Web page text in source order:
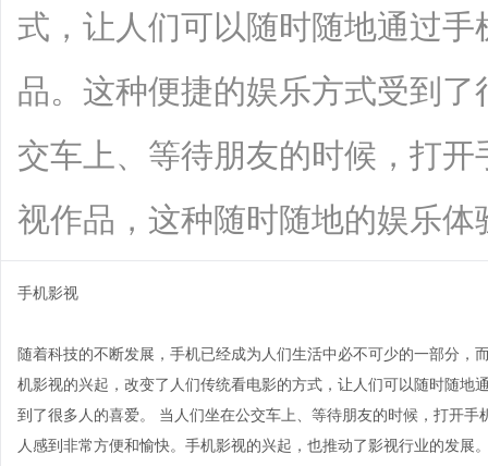
式，让人们可以随时随地通过
品。这种便捷的娱乐方式受到
交车上、等待朋友的时候，打
视作品，这种随时随地的娱乐体
手机影视
随着科技的不断发展，手机已经成为人们生活中必不可少的一部分
机影视的兴起，改变了人们传统看电影的方式，让人们可以随时随地
到了很多人的喜爱。 当人们坐在公交车上、等待朋友的时候，打开
人感到非常方便和愉快。手机影视的兴起，也推动了影视行业的发